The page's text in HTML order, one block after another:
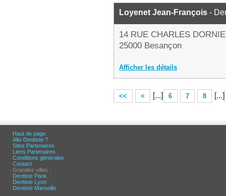
Loyenet Jean-François -
14 RUE CHARLES
25000 Besançon
Afficher les détails
<< < [...] 6 7 8 [...]
Haut de page
Allo-Dentiste ?
Sites Partenaires
Liens Partenaires
Conditions générales
Contact
Grandes villes :
Dentiste Paris
Dentiste Lyon
Dentiste Marseille